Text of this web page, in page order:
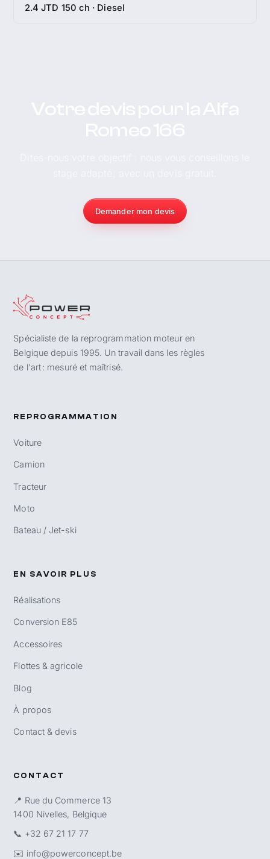
2.4 JTD 150 ch · Diesel
Demander mon devis
Spécialiste de la reprogrammation moteur en
Belgique depuis 1995. Un travail dans les règles
de l'art : mesuré et maîtrisé.
REPROGRAMMATION
Voiture
Camion
Tracteur
Moto
Bateau / Jet-ski
EN SAVOIR PLUS
Réalisations
Conversion E85
Accessoires
Flottes & agricole
Blog
À propos
Contact & devis
CONTACT
📍 Rue du Commerce 13
1400 Nivelles, Belgique
📞 +32 67 21 17 77
✉️ info@powerconcept.be